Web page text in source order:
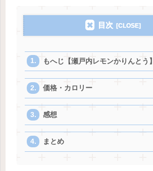
目次
もへじ【瀬戸内レモンかりんとう】
価格・カロリー
感想
まとめ